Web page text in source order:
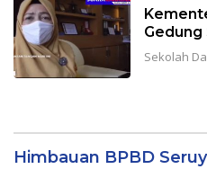
Gedung
Sekolah
Himbauan BPBD